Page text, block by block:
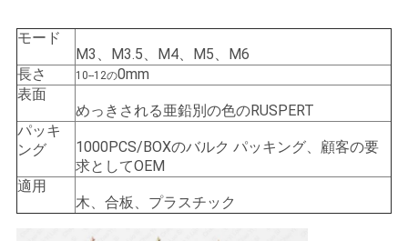
し
な
さ
い
ニ
モード
M3、M3.5、M4、M5、M6
長さ
10--12の0mm
表面
めっきされる亜鉛別の色のRUSPERT
パッキ
ング
1000PCS/BOXのバルク パッキング、顧客の要
求としてOEM
適用
木、合板、プラスチック